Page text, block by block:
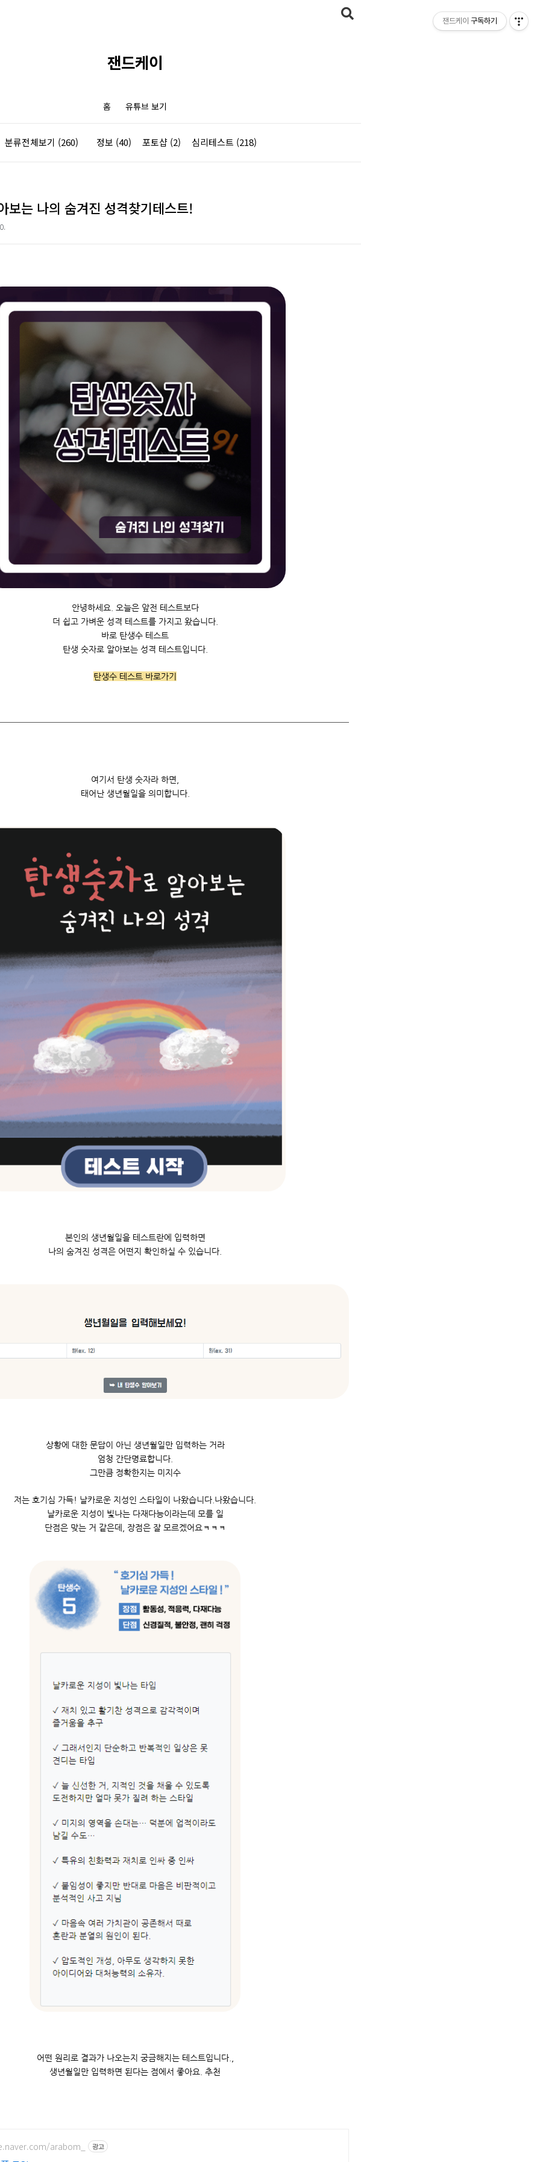
잰드케이
홈 유튜브 보기
분류전체보기 (260) 정보 (40) 포토샵 (2) 심리테스트 (218)
보는 나의 숨겨진 성격찾기테스트!
안녕하세요. 오늘은 앞전 테스트보다
더 쉽고 가벼운 성격 테스트를 가지고 왔습니다.
바로 탄생수 테스트
탄생 숫자로 알아보는 성격 테스트입니다.
탄생수 테스트 바로가기
여기서 탄생 숫자라 하면,
태어난 생년월일을 의미합니다.
본인의 생년월일을 테스트란에 입력하면
나의 숨겨진 성격은 어떤지 확인하실 수 있습니다.
상황에 대한 문답이 아닌 생년월일만 입력하는 거라
엄청 간단명료합니다.
그만큼 정확한지는 미지수
저는 호기심 가득! 날카로운 지성인 스타일이 나왔습니다. 나왔습니다.
날카로운 지성이 빛나는 다재다능이라는데 모를 일
단점은 맞는 거 같은데, 장점은 잘 모르겠어요ㅋㅋㅋ
어떤 원리로 결과가 나오는지 궁금해지는 테스트입니다.,
생년월일만 입력하면 된다는 점에서 좋아요. 추천
arabom_ 광고
잰드케이 구독하기